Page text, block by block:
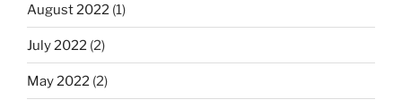
August 2022 (1)
July 2022 (2)
May 2022 (2)